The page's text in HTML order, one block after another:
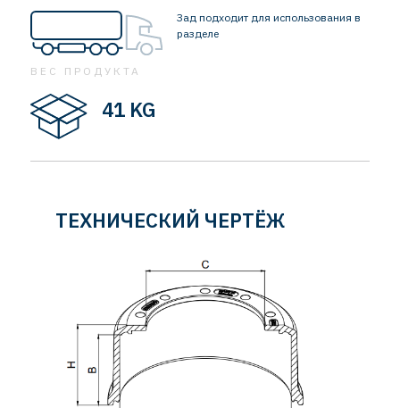
Зад подходит для использования в
разделе
ВЕС ПРОДУКТА
41 KG
ТЕХНИЧЕСКИЙ ЧЕРТЁЖ